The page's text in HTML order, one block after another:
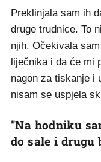
Preklinjala sam ih
druge trudnice. To
njih. Očekivala
liječnika i da će mi
nagon za tiskanje i
nisam se uspjela
"Na hodniku
do sale i drugu